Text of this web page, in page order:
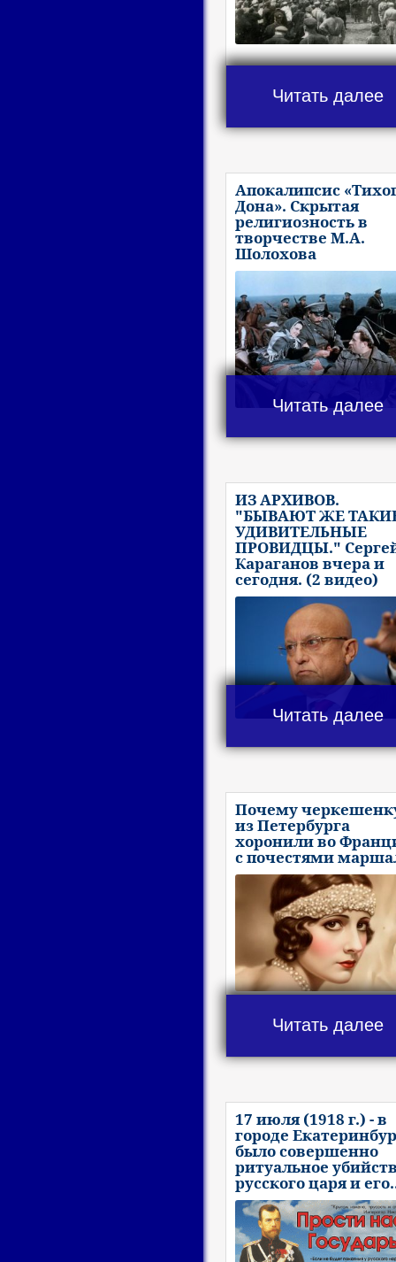
Читать далее
Апокалипсис
Дона». Скрытая
религиозность в
творчестве М.А.
Шолохова
Читать далее
ИЗ АРХИВОВ.
"БЫВАЮТ ЖЕ
УДИВИТЕЛЬНЫЕ
ПРОВИДЦЫ."
Караганов вчера и
сегодня. (2 видео)
Читать далее
Почему
из Петербурга
хоронили во
с почестями
Читать далее
17 июля (1918 г.) - в
городе
было совершенно
ритуальное
русского царя и